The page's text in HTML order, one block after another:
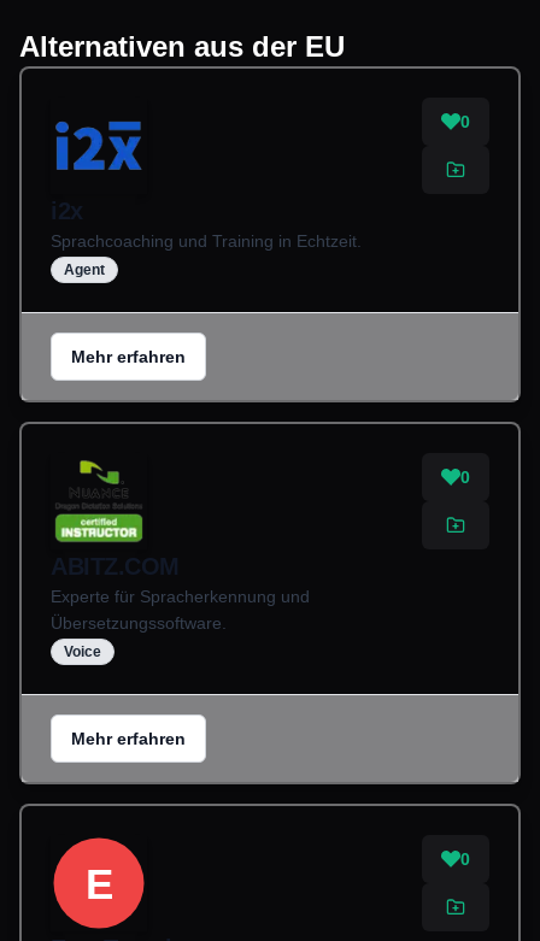
Alternativen aus der EU
0
i2x
Sprachcoaching und Training in Echtzeit.
Agent
Mehr erfahren
0
ABITZ.COM
Experte für Spracherkennung und
Übersetzungssoftware.
Voice
Mehr erfahren
E
0